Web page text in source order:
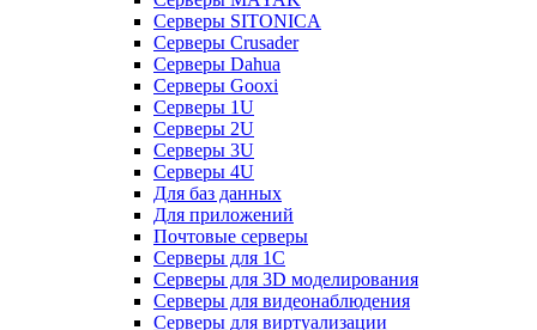
Серверы SITONICA
Серверы Crusader
Серверы Dahua
Серверы Gooxi
Серверы 1U
Серверы 2U
Серверы 3U
Серверы 4U
Для баз данных
Для приложений
Почтовые серверы
Серверы для 1С
Серверы для 3D моделирования
Серверы для видеонаблюдения
Серверы для виртуализации